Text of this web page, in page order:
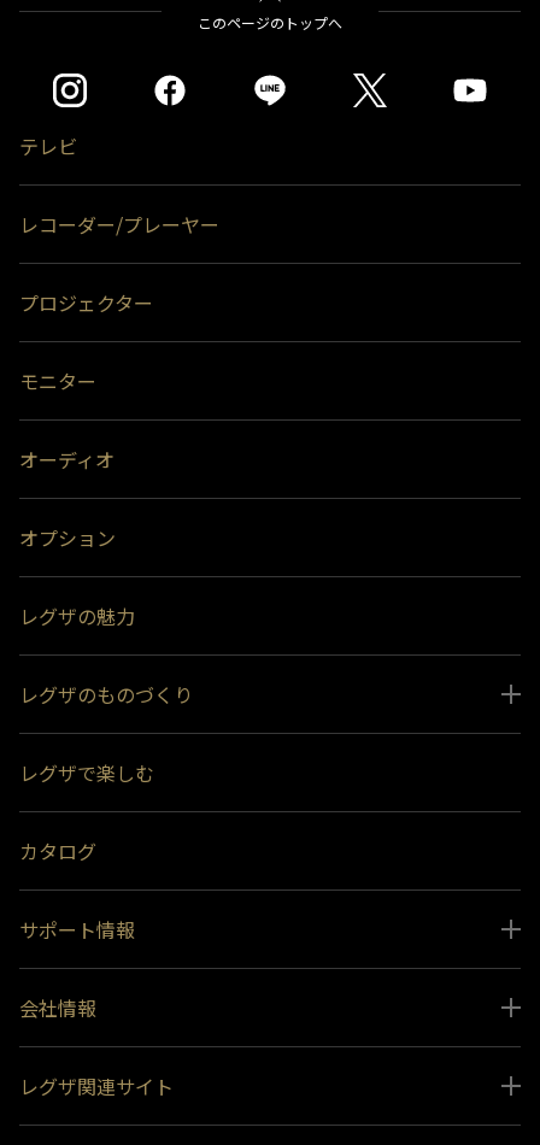
このページのトップへ
テレビ
レコーダー/プレーヤー
プロジェクター
モニター
オーディオ
オプション
レグザの魅力
レグザのものづくり
スペシャルコンテンツ
受賞履歴
レグザで楽しむ
カタログ
サポート情報
取扱説明書ダウンロード
インフォメーション 一覧
会社情報
ニュース
会社概要
レグザ関連サイト
レグザ オンラインストア